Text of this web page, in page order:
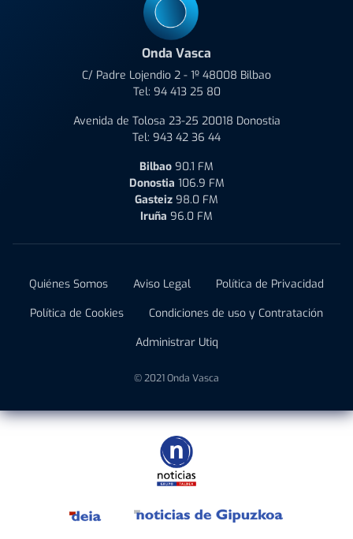
Onda Vasca
C/ Padre Lojendio 2 - 1º 48008 Bilbao
Tel: 94 413 25 80
Avenida de Tolosa 23-25 20018 Donostia
Tel: 943 42 36 44
Bilbao 90.1 FM
Donostia 106.9 FM
Gasteiz 98.0 FM
Iruña 96.0 FM
Quiénes Somos Aviso Legal
Política de Privacidad
Política de Cookies
Condiciones de uso y Contratación
Administrar Utiq
© 2021 Onda Vasca